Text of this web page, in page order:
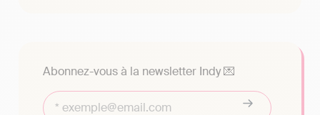
Abonnez-vous à la newsletter Indy 💌